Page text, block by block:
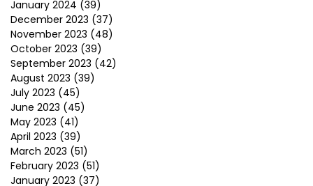
January 2024 (39)
December 2023 (37)
November 2023 (48)
October 2023 (39)
September 2023 (42)
August 2023 (39)
July 2023 (45)
June 2023 (45)
May 2023 (41)
April 2023 (39)
March 2023 (51)
February 2023 (51)
January 2023 (37)